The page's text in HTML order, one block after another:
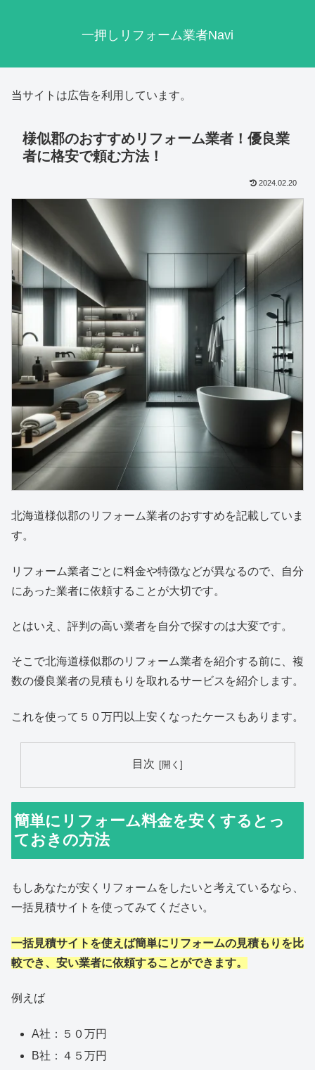
一押しリフォーム業者Navi
当サイトは広告を利用しています。
様似郡のおすすめリフォーム業者！優良業
者に格安で頼む方法！
2024.02.20
北海道様似郡のリフォーム業者のおすすめを記載していま
す。
リフォーム業者ごとに料金や特徴などが異なるので、自分
にあった業者に依頼することが大切です。
とはいえ、評判の高い業者を自分で探すのは大変です。
そこで北海道様似郡のリフォーム業者を紹介する前に、複
数の優良業者の見積もりを取れるサービスを紹介します。
これを使って５０万円以上安くなったケースもあります。
目次
簡単にリフォーム料金を安くするとっ
ておきの方法
もしあなたが安くリフォームをしたいと考えているなら、
一括見積サイトを使ってみてください。
一括見積サイトを使えば簡単にリフォームの見積もりを比
較でき、安い業者に依頼することができます。
例えば
A社：５０万円
B社：４５万円